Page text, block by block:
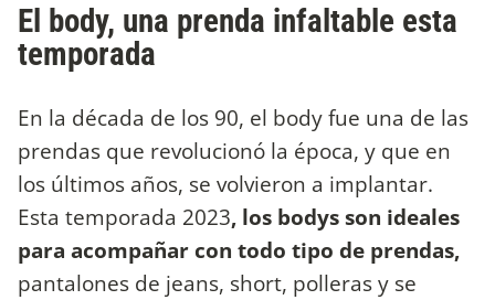
El body, una prenda infaltable esta
temporada
En la década de los 90, el body fue una de las
prendas que revolucionó la época, y que en
los últimos años, se volvieron a implantar.
Esta temporada 2023, los bodys son ideales
para acompañar con todo tipo de prendas,
pantalones de jeans, short, polleras y se